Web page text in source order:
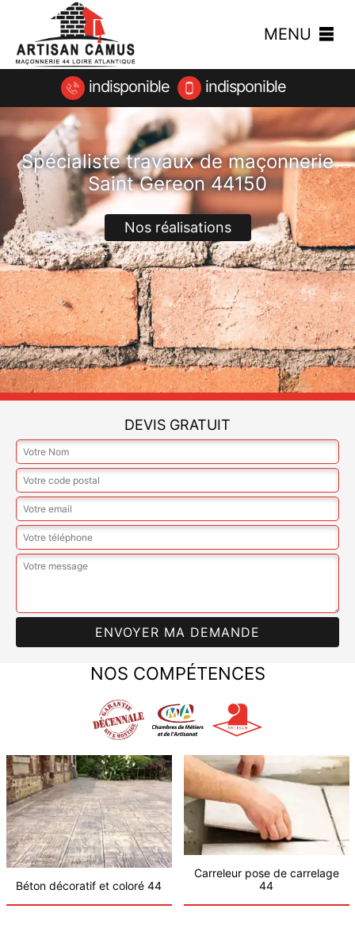
MENU
indisponible indisponible
Spécialiste travaux de maçonnerie
Saint Gereon 44150
Nos réalisations
DEVIS GRATUIT
NOS COMPÉTENCES
Béton décoratif et coloré 44
Carreleur pose de carrelage
44